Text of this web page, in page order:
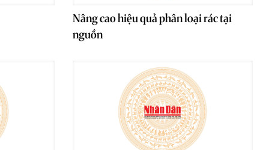
Nâng cao hiệu quả phân loại rác tại
nguồn